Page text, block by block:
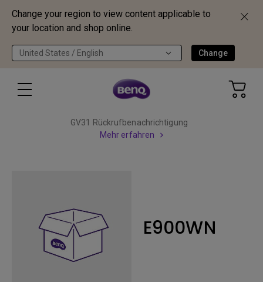
Change your region to view content applicable to
your location and shop online.
United States / English Change
GV31 Rückrufbenachrichtigung
Mehr erfahren
E900WN